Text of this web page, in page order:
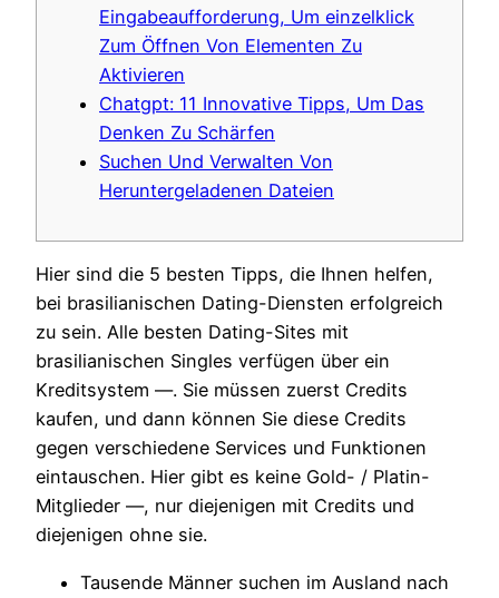
Eingabeaufforderung, Um einzelklick
Zum Öffnen Von Elementen Zu
Aktivieren
Chatgpt: 11 Innovative Tipps, Um Das
Denken Zu Schärfen
Suchen Und Verwalten Von
Heruntergeladenen Dateien
Hier sind die 5 besten Tipps, die Ihnen helfen,
bei brasilianischen Dating-Diensten erfolgreich
zu sein. Alle besten Dating-Sites mit
brasilianischen Singles verfügen über ein
Kreditsystem —. Sie müssen zuerst Credits
kaufen, und dann können Sie diese Credits
gegen verschiedene Services und Funktionen
eintauschen. Hier gibt es keine Gold- / Platin-
Mitglieder —, nur diejenigen mit Credits und
diejenigen ohne sie.
Tausende Männer suchen im Ausland nach